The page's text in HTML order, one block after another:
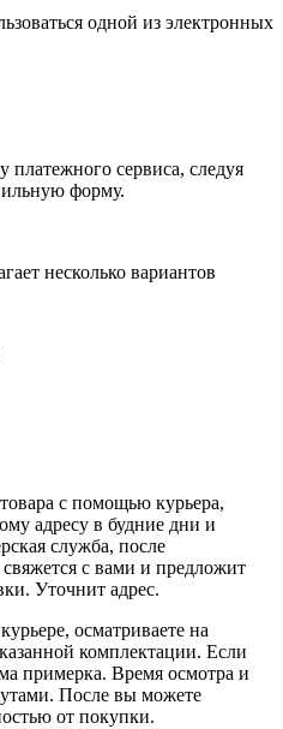
одной из электронных
платежного сервиса, следуя
форму.
несколько вариантов
с помощью курьера,
адресу в будние дни и
служба, после
с вами и предложит
Уточнит адрес.
осматриваете на
комплектации. Если
примерка. Время осмотра и
После вы можете
от покупки.